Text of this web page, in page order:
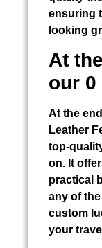
ensuring
looking
At
our 0
At the
Leather
top-
on. It
practical
any of
custom
your